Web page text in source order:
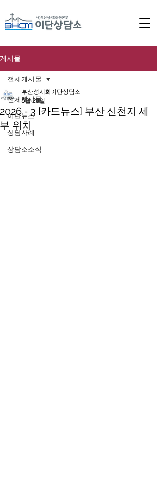
게시물
전체게시물
이단뉴스
상담사례
상담소소식
전체게시물
2026 - 3 [카드뉴스] 부산 신천지 세
부 위치
부산성시화이단상담소
5월 20일